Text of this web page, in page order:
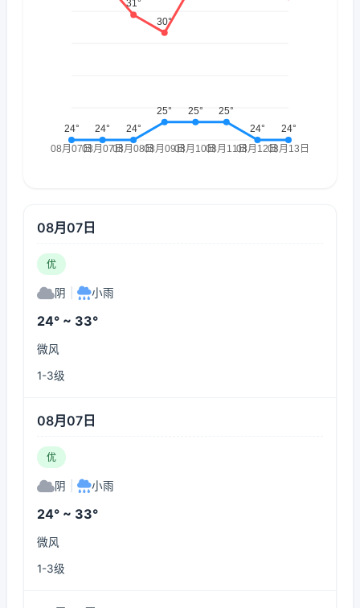
08月07日
优
阴 小雨
24° ~ 33°
微风
1-3级
08月07日
优
阴 小雨
24° ~ 33°
微风
1-3级